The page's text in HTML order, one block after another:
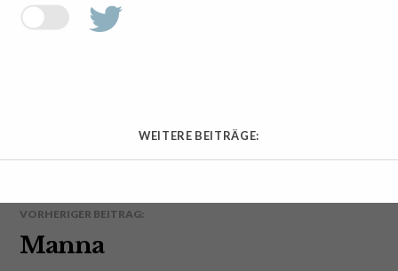
WEITERE BEITRÄGE:
VORHERIGER BEITRAG:
Manna